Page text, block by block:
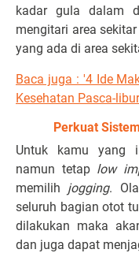
kadar gula dalam
mengitari area
yang ada di area
Baca juga : '4 Ide
Kesehatan Pasca-
Perkuat
Untuk kamu yang
namun tetap low
memilih jogging.
seluruh bagian otot
dilakukan maka
dan juga dapat